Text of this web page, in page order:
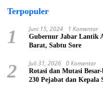
Terpopuler
1 Juni 15, 2024 1 Komentar
Gubernur Jabar Lantik
Barat, Sabtu Sore
2 Juli 31, 2026 0 Komentar
Rotasi dan Mutasi
230 Pejabat dan Kepala